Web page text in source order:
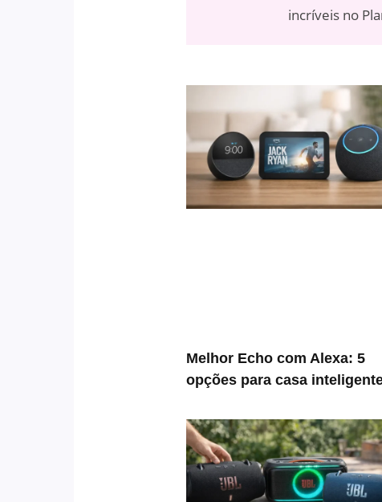
incríveis no
Melhor Echo com Alexa: 5
opções para casa